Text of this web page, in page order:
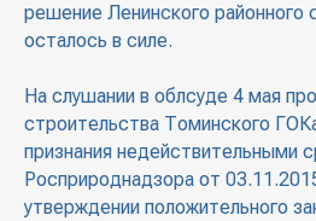
решение Ленинского районного
осталось в силе.
На слушании в облсуде 4 мая
строительства Томинского
признания недействительными
Росприроднадзора от
утверждении положительного